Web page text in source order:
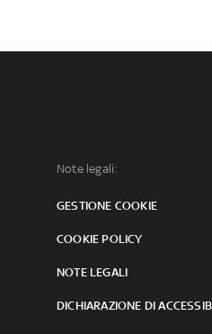
Note legali:
GESTIONE COOKIE
COOKIE POLICY
NOTE LEGALI
DICHIARAZIONE DI